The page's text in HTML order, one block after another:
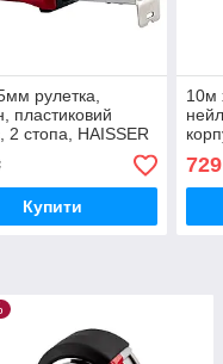
рулетка,
пластиковий
2 стопа, HAISSER
Купити
10м